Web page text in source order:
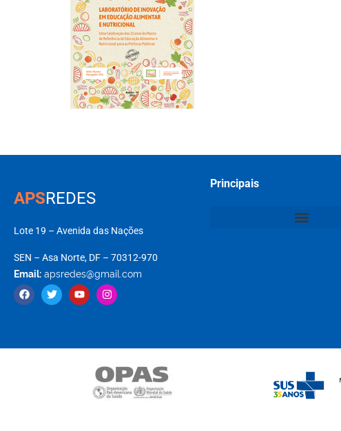
APSREDES
Lote 19 – Avenida das Nações
SEN – Asa Norte, DF – 70312-970
Email: apsredes@gmail.com
Principais